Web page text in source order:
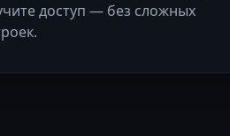
доступ — без сложных